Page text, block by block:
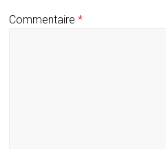
Commentaire*